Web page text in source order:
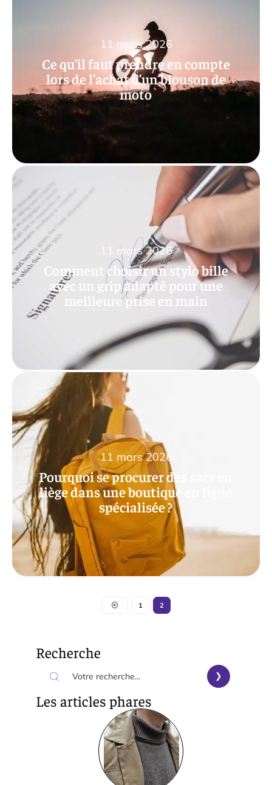
Ce qu’il faut prendre en compte
lors de l’achat d’un blouson de
moto
11 mars 2026
Comment choisir un stylo bille
avec un grip adapté pour une
meilleure prise en main
11 mars 2026
Pourquoi se procurer des sacs en
liège dans une boutique en ligne
spécialisée ?
11 mars 2026
1 2
Recherche
Les articles phares